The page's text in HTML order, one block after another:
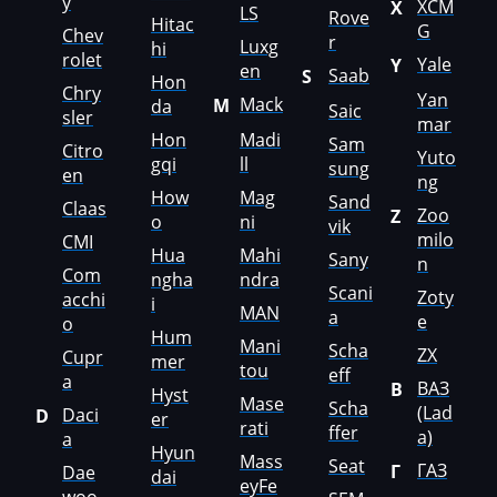
KingLong
Kioti
Kleemann
Kobelco
Komatsu
Konecranes
Kramer
Krone
Kubota
Lancia
Land Rover
Chev
rolet
Chry
sler
Citro
en
Claas
CMI
Com
acchi
o
Cupr
a
D
Daci
a
Dae
Hitac
hi
Hon
da
Hon
gqi
How
o
Hua
ngha
i
Hum
mer
Hyst
er
Hyun
dai
LS
Luxg
en
M Mack
Madi
ll
Mag
ni
Mahi
ndra
MAN
Mani
tou
Mase
rati
Mass
eyFe
Rove
r
S
Saab
Saic
Sam
sung
Sand
vik
Sany
Scani
a
Scha
eff
Scha
ffer
Seat
X XCM
G
Y
Yale
Yan
mar
Yuto
ng
Z
Zoo
milo
n
Zoty
e
ZX
В
ВАЗ
(Lad
a)
Г
ГАЗ